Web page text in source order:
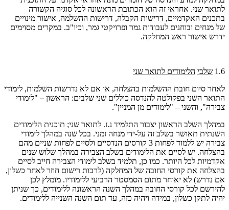
לתואר שני. אחראי זה הוא הכתובת הראשונה לכל סוגיה הקשורה
בתכנים האקדמיים, דרישות הקבלה, דרישות ההשלמה, אישור מינויים
של מנחים ובוחנים לעבודות גמר ופרויקטי גמר, וכיו"ב. במקרים מסוימים
ידרש אישור ראש המחלקה.
1.6 שלבי הלימודים לתואר שני
לאחר סיום חובת ההשלמות בהצלחה, או אם לא נדרשות השלמות, לימודי
התואר השני בפקולטה להנדסה כוללים שני שלבים: הראשון – "לימודי
צבירה", והשני – "לימודים מן המניין".
במהלך השלב הראשון יצבור התלמיד נ.ז. לתואר שני; תוכנית הלימודים
השנתית תאושר בשלב זה על-ידי מנחה זמני. בכל שנה במהלך לימודי
צבירה יש ללמוד לפחות 3 קורסים הנדסיים ולסיים לפחות שניים מהם
בהצלחה. יש לסיים את הלימודים בשלב הצבירה במהלך שלוש שנים
אקדמיות לכל היותר. כמו כן, תלמיד בשלב לימודי הצבירה חייב לסיים
בהצלחה את קורסי החובה של המחלקה (לרבות רישום חוזר לאחר כשלון,
אם נדרש) לא יאוחר מתום הסמסטר הרביעי ללימודיו. מומלץ לכן
להירשם לכל קורסי החובה במהלך השנה הראשונה ללימודים, כך שניתן
יהיה לתקן כשלון, במידה ויהיה כזה, עד תום השנה השנייה ללימודים.